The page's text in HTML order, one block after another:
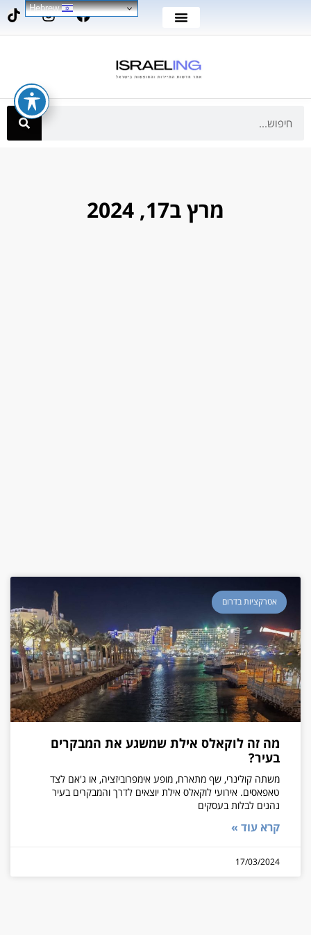
מרץ ב17, 2024
אטרקציות בדרום
מה זה לוקאלס אילת שמשגע את המבקרים
בעיר?
משתה קולינרי, שף מתארח, מופע אימפרוביזציה, או ג'אם לצד
טאפאסים. אירועי לוקאלס אילת יוצאים לדרך והמבקרים בעיר
נהנים לבלות בעסקים
קרא עוד »
17/03/2024
Hebrew